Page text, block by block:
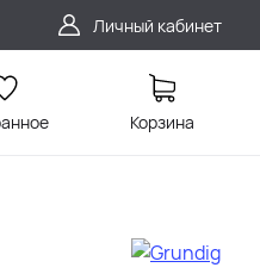
Личный кабинет
Корзина